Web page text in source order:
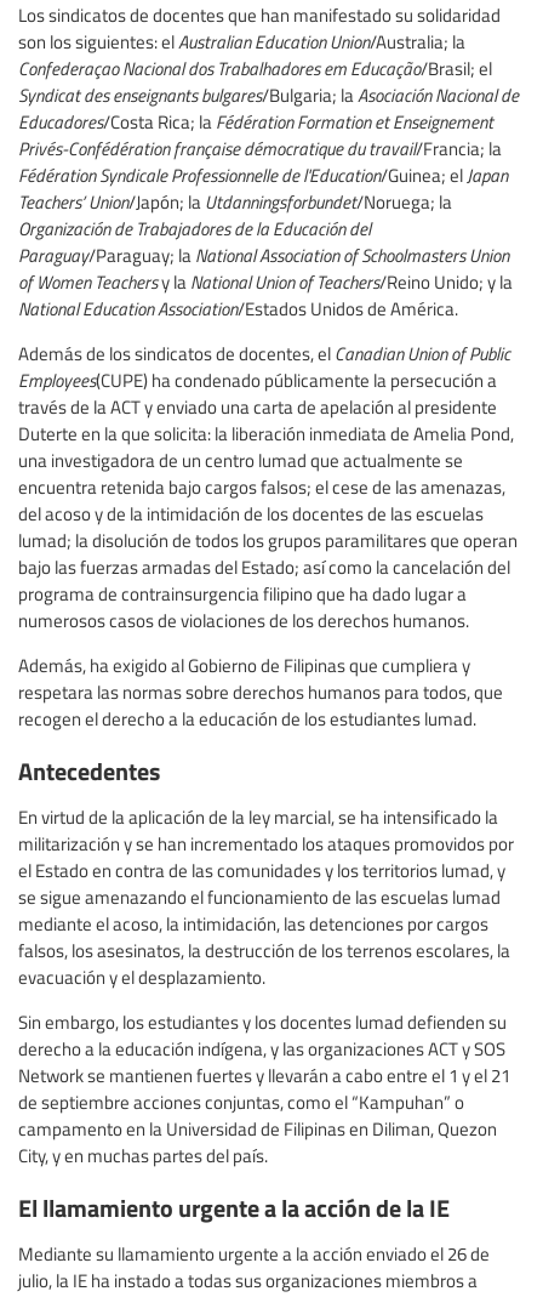
Los sindicatos de docentes que han manifestado su solidaridad
son los siguientes: el Australian Education Union/Australia; la
Confederaçao Nacional dos Trabalhadores em Educação/Brasil; el
Syndicat des enseignants bulgares/Bulgaria; la Asociación Nacional de
Educadores/Costa Rica; la Fédération Formation et Enseignement
Privés-Confédération française démocratique du travail/Francia; la
Fédération Syndicale Professionnelle de l'Education/Guinea; el Japan
Teachers’ Union/Japón; la Utdanningsforbundet/Noruega; la
Organización de Trabajadores de la Educación del
Paraguay/Paraguay; la National Association of Schoolmasters Union
of Women Teachersy la National Union of Teachers/Reino Unido; y la
National Education Association/Estados Unidos de América.
Además de los sindicatos de docentes, el Canadian Union of Public
Employees(CUPE) ha condenado públicamente la persecución a
través de la ACT y enviado una carta de apelación al presidente
Duterte en la que solicita: la liberación inmediata de Amelia Pond,
una investigadora de un centro lumad que actualmente se
encuentra retenida bajo cargos falsos; el cese de las amenazas,
del acoso y de la intimidación de los docentes de las escuelas
lumad; la disolución de todos los grupos paramilitares que operan
bajo las fuerzas armadas del Estado; así como la cancelación del
programa de contrainsurgencia filipino que ha dado lugar a
numerosos casos de violaciones de los derechos humanos.
Además, ha exigido al Gobierno de Filipinas que cumpliera y
respetara las normas sobre derechos humanos para todos, que
recogen el derecho a la educación de los estudiantes lumad.
Antecedentes
En virtud de la aplicación de la ley marcial, se ha intensificado la
militarización y se han incrementado los ataques promovidos por
el Estado en contra de las comunidades y los territorios lumad, y
se sigue amenazando el funcionamiento de las escuelas lumad
mediante el acoso, la intimidación, las detenciones por cargos
falsos, los asesinatos, la destrucción de los terrenos escolares, la
evacuación y el desplazamiento.
Sin embargo, los estudiantes y los docentes lumad defienden su
derecho a la educación indígena, y las organizaciones ACT y SOS
Network se mantienen fuertes y llevarán a cabo entre el 1 y el 21
de septiembre acciones conjuntas, como el “Kampuhan” o
campamento en la Universidad de Filipinas en Diliman, Quezon
City, y en muchas partes del país.
El llamamiento urgente a la acción de la IE
Mediante su llamamiento urgente a la acción enviado el 26 de
julio, la IE ha instado a todas sus organizaciones miembros a